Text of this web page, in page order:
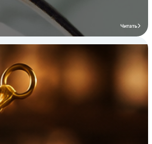
Читать